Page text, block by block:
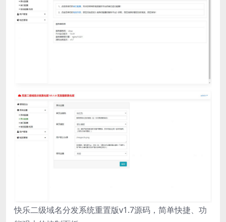
快乐二级域名分发系统重置版v1.7源码，简单快捷、功